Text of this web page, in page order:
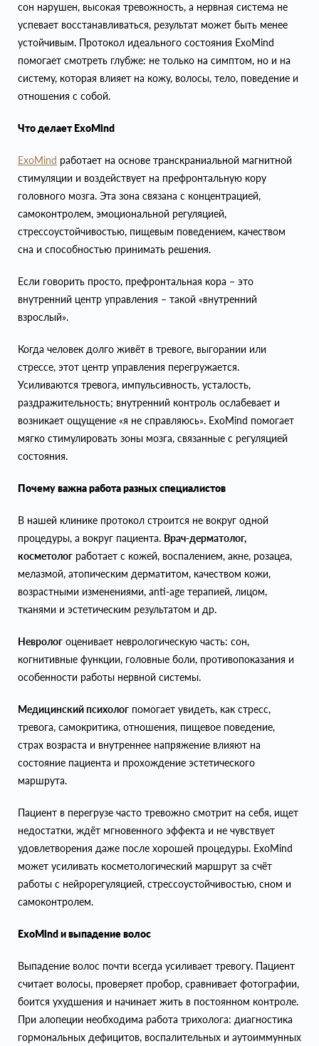
сон нарушен, высокая тревожность, а нервная система не
успевает восстанавливаться, результат может быть менее
устойчивым. Протокол идеального состояния ExoMind
помогает смотреть глубже: не только на симптом, но и на
систему, которая влияет на кожу, волосы, тело, поведение и
отношения с собой.
Что делает ExoMind
ExoMind работает на основе транскраниальной магнитной
стимуляции и воздействует на префронтальную кору
головного мозга. Эта зона связана с концентрацией,
самоконтролем, эмоциональной регуляцией,
стрессоустойчивостью, пищевым поведением, качеством
сна и способностью принимать решения.
Если говорить просто, префронтальная кора – это
внутренний центр управления – такой «внутренний
взрослый».
Когда человек долго живёт в тревоге, выгорании или
стрессе, этот центр управления перегружается.
Усиливаются тревога, импульсивность, усталость,
раздражительность; внутренний контроль ослабевает и
возникает ощущение «я не справляюсь». ExoMind помогает
мягко стимулировать зоны мозга, связанные с регуляцией
состояния.
Почему важна работа разных специалистов
В нашей клинике протокол строится не вокруг одной
процедуры, а вокруг пациента. Врач-дерматолог,
косметолог работает с кожей, воспалением, акне, розацеа,
мелазмой, атопическим дерматитом, качеством кожи,
возрастными изменениями, anti-age терапией, лицом,
тканями и эстетическим результатом и др.
Невролог оценивает неврологическую часть: сон,
когнитивные функции, головные боли, противопоказания и
особенности работы нервной системы.
Медицинский психолог помогает увидеть, как стресс,
тревога, самокритика, отношения, пищевое поведение,
страх возраста и внутреннее напряжение влияют на
состояние пациента и прохождение эстетического
маршрута.
Пациент в перегрузе часто тревожно смотрит на себя, ищет
недостатки, ждёт мгновенного эффекта и не чувствует
удовлетворения даже после хорошей процедуры. ExoMind
может усиливать косметологический маршрут за счёт
работы с нейрорегуляцией, стрессоустойчивостью, сном и
самоконтролем.
ExoMind и выпадение волос
Выпадение волос почти всегда усиливает тревогу. Пациент
считает волосы, проверяет пробор, сравнивает фотографии,
боится ухудшения и начинает жить в постоянном контроле.
При алопеции необходима работа трихолога: диагностика
гормональных дефицитов, воспалительных и аутоиммунных